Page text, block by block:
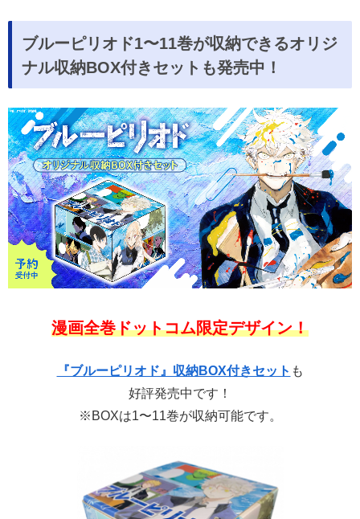
ブルーピリオド1〜11巻が収納できるオリジ
ナル収納BOX付きセットも発売中！
漫画全巻ドットコム限定デザイン！
『ブルーピリオド』収納BOX付きセット も
好評発売中です！
※BOXは1〜11巻が収納可能です。